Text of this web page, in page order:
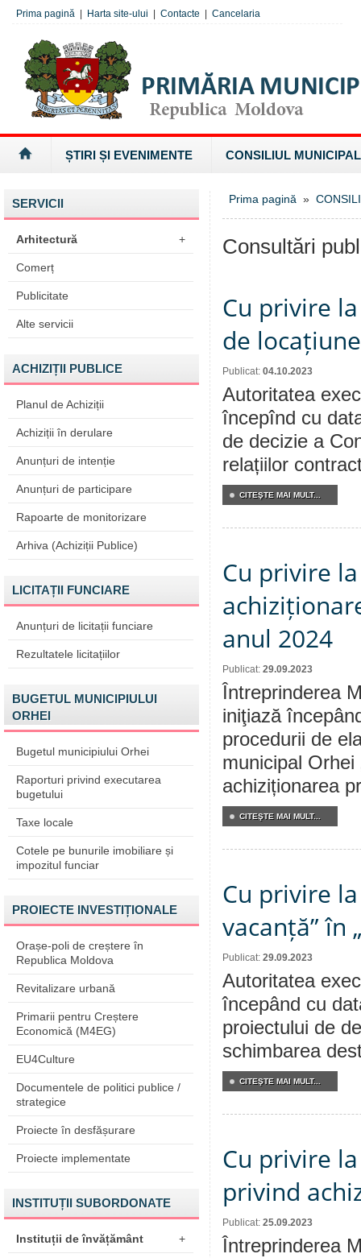
Prima pagină Harta site-ului Contacte Cancelaria
ȘTIRI ȘI EVENIMENTE CONSILIUL MUNICIPAL
SERVICII
Arhitectură +
Comerț
Publicitate
Alte servicii
ACHIZIȚII PUBLICE
Planul de Achiziții
Achiziții în derulare
Anunțuri de intenție
Anunțuri de participare
Rapoarte de monitorizare
Arhiva (Achiziții Publice)
LICITAȚII FUNCIARE
Anunțuri de licitații funciare
Rezultatele licitațiilor
BUGETUL MUNICIPIULUI
ORHEI
Bugetul municipiului Orhei
Raporturi privind executarea
bugetului
Taxe locale
Cotele pe bunurile imobiliare și
impozitul funciar
PROIECTE INVESTIȚIONALE
Orașe-poli de creștere în
Republica Moldova
Revitalizare urbană
Primarii pentru Creștere
Economică (M4EG)
EU4Culture
Documentele de politici publice /
strategice
Proiecte în desfășurare
Proiecte implementate
INSTITUȚII SUBORDONATE
Instituții de învățământ +
Prima pagină »
Consultări
Cu privire
de
Publicat: 04.10.2023
Autoritatea
începînd cu
de decizie a
relațiilor
CITEŞTE MAI MULT...
Cu privire
anul 2024
Publicat: 29.09.2023
Întreprinderea
iniţiază
procedurii de
municipal Orhei
achiziționarea
CITEŞTE MAI MULT...
Cu privire
vacanță” în
Publicat: 29.09.2023
Autoritatea
începând cu
proiectului de
schimbarea
CITEŞTE MAI MULT...
Cu privire
privind
Publicat: 25.09.2023
Întreprinderea